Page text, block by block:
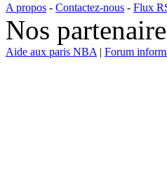
A propos - Contactez-nous - Flux
Nos
Aide aux paris NBA | Forum